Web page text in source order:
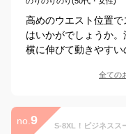
高めのウエスト位置
はいかがでしょうか
横に伸びて動きやすい
全ての
no. 9